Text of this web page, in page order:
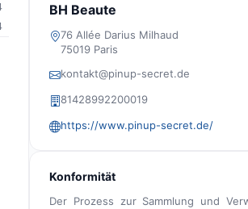
BH Beaute
76 Allée Darius Milhaud
75019 Paris
kontakt@pinup-secret.de
81428992200019
https://www.pinup-secret.de/
Konformität
Der Prozess zur Sammlung und